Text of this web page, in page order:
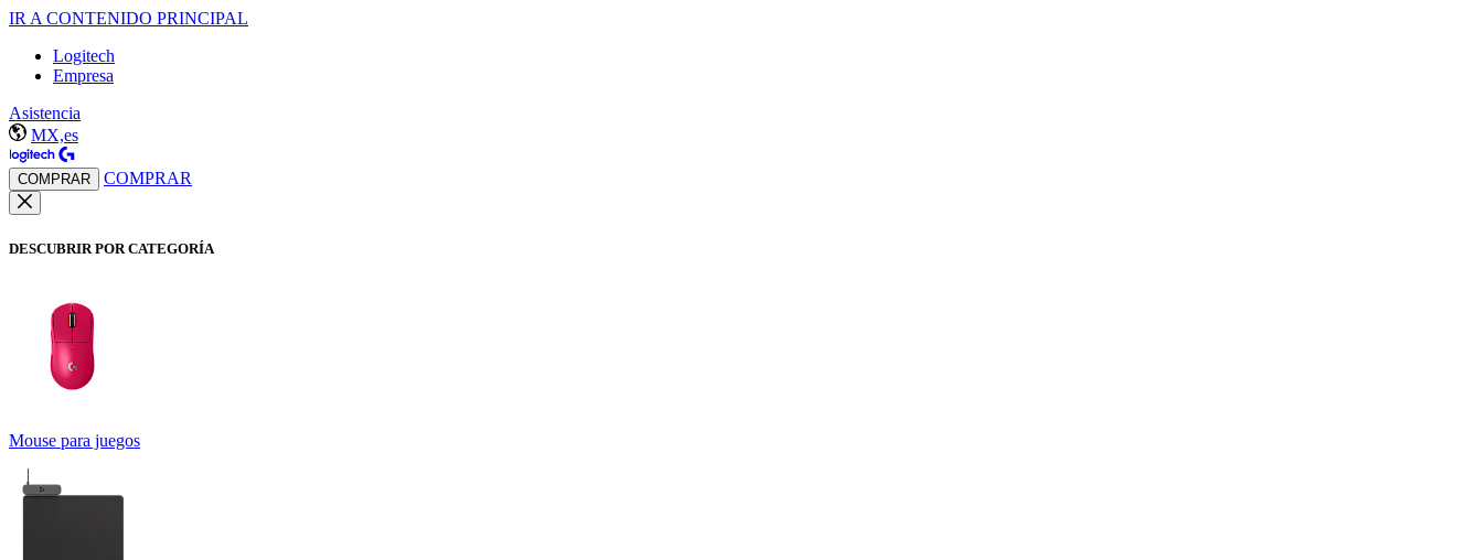
IR A CONTENIDO PRINCIPAL
Logitech
Empresa
Asistencia
MX,es
COMPRAR COMPRAR
DESCUBRIR POR CATEGORÍA
Mouse para juegos